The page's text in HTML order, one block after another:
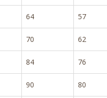
64 57
70 62
84 76
90 80